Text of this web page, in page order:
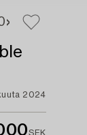
2024
SEK